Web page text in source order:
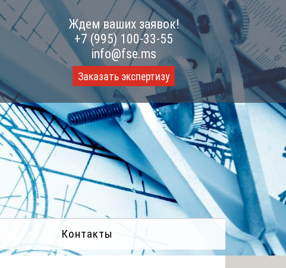
Ждем ваших заявок!
+7 (995) 100-33-55
info@fse.ms
Заказать экспертизу
Контакты